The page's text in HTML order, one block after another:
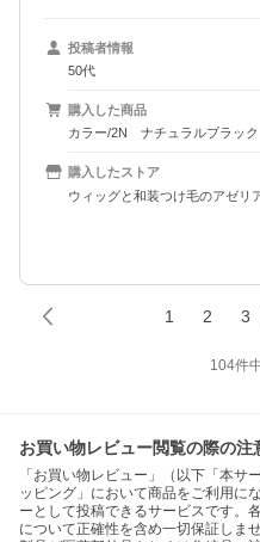
投稿者情報
50代
購入した商品
カラー/2N ナチュラルブラック
購入したストア
ウィッグと和装つけ毛のアゼリ
1 2 3
104件
お買い物レビュー閲覧の際の注
「お買い物レビュー」（以下「本サ
ッピング」において商品をご利用に
ーとして投稿できるサービスです。
について正確性を含め一切保証しま